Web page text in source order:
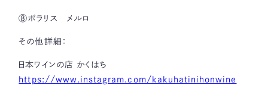
⑧ポラリス メルロ
その他詳細：
日本ワインの店 かくはち
https://www.instagram.com/kakuhatinihonwine